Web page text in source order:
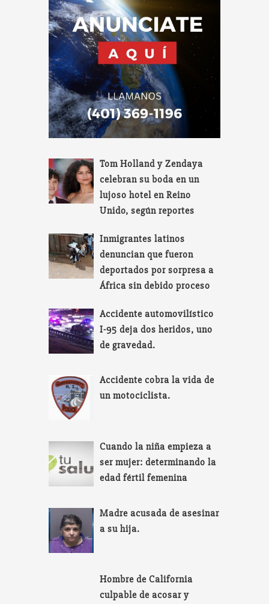
Tom Holland y Zendaya
celebran su boda en un
lujoso hotel en Reino
Unido, según reportes
Inmigrantes latinos
denuncian que fueron
deportados por sorpresa a
África sin debido proceso
Accidente automovilístico
I-95 deja dos heridos, uno
de gravedad.
Accidente cobra la vida de
un motociclista.
Cuando la niña empieza a
ser mujer: determinando la
edad fértil femenina
Madre acusada de asesinar
a su hija.
Hombre de California
culpable de acosar y